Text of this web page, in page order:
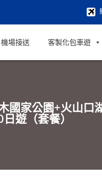
機場接送 客製化包車遊
國家公園+火山
遊（套餐）